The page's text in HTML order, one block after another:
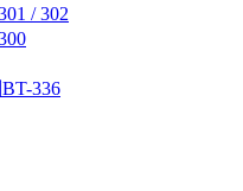
/ 302
336